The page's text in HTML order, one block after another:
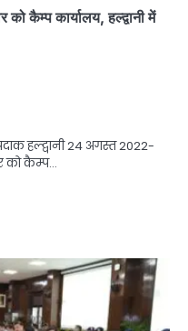
को कैम्प कार्यालय, हल्द्वानी में
हल्द्वानी 24 अगस्त 2022-
को कैम्प…